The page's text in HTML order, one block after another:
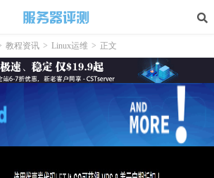
教程资讯 > Linux运维 > 正文